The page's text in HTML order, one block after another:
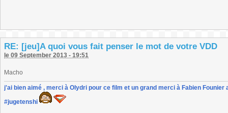
RE: [jeu]A quoi vous fait penser le mot de votre VDD
le 09 September 2013 - 19:51
Macho
j'ai bien aimé , merci à Olydri pour ce film et un grand merci à Fabien
#jugetenshi